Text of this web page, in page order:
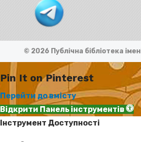
© 2026 Публічна бібліотека
Pin It on Pinterest
Перейти до вмісту
Відкрити Панель інструментів
Інструмент Доступності